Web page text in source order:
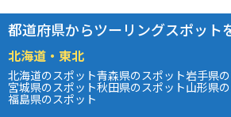
都道府県からツーリングスポット
北海道・東北
北海道のスポット青森県のスポット岩手県
宮城県のスポット秋田県のスポット山形県
福島県のスポット